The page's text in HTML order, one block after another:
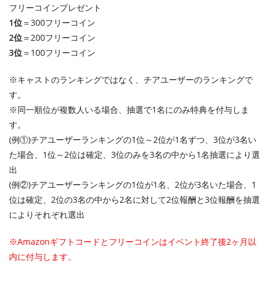
フリーコインプレゼント
1位＝300フリーコイン
2位＝200フリーコイン
3位＝100フリーコイン
※キャストのランキングではなく、チアユーザーのランキングで
す。
※同一順位が複数人いる場合、抽選で1名にのみ特典を付与しま
す。
(例①)チアユーザーランキングの1位～2位が1名ずつ、3位が3名い
た場合、1位～2位は確定、3位のみを3名の中から1名抽選により選
出
(例②)チアユーザーランキングの1位が1名、2位が3名いた場合、1
位は確定、2位の3名の中から2名に対して2位報酬と3位報酬を抽選
によりそれぞれ選出
※Amazonギフトコードとフリーコインはイベント終了後2ヶ月以
内に付与します。